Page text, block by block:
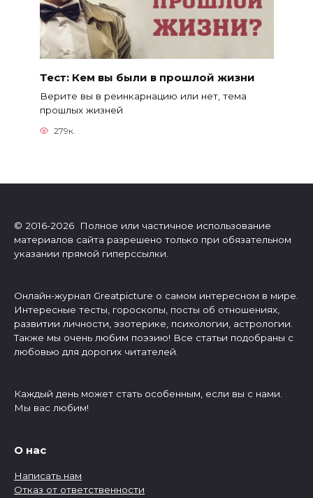
Тест: Кем вы были в прошлой жизни
Верите вы в реинкарнацию или нет, тема
прошлых жизней
279к.
© 2016-2026 Полное или частичное использование
материалов сайта разрешено только при обязательном
указании прямой гиперссылки.
Онлайн-журнал Greatpicture о самом интересном в мире.
Интересные тесты, гороскопы, посты об отношениях,
развитии личности, эзотерике, психологии, астрологии.
Также мы очень любим поэзию! Все статьи подобраны с
любовью для дорогих читателей.
Каждый день может стать особенным, если вы с нами.
Мы вас любим!
О нас
Написать нам
Отказ от ответственности